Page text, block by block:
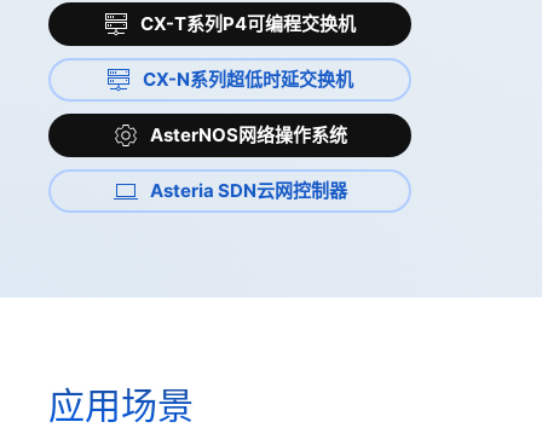
CX-T系列P4可编程交换机
CX-N系列超低时延交换机
AsterNOS网络操作系统
Asteria SDN云网控制器
应用场景